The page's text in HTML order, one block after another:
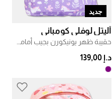
جديد
أليتل لوفلي كومباني
د.إ 139,00